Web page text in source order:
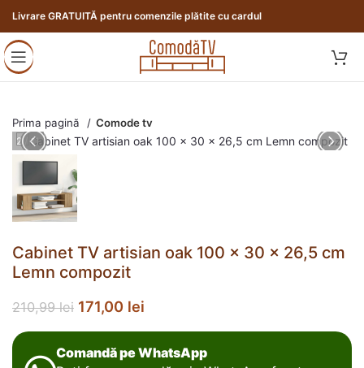
Livrare GRATUITĂ pentru comenzile plătite cu cardul
Prima pagină Comode tv
2 / 11
Cabinet TV artisian oak 100 x 30 x 26,5 cm
Lemn compozit
210,99lei 171,00 lei
Comandă pe WhatsApp